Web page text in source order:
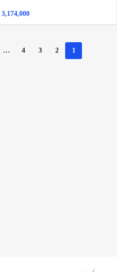
3,174,000
1
2
3
4
…